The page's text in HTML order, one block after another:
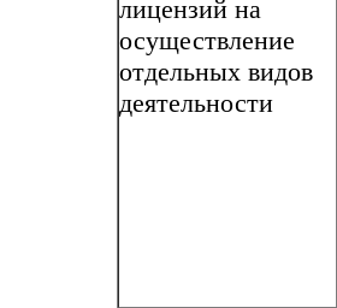
лицензий на
осуществление
отдельных видов
деятельности